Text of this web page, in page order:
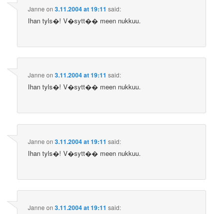
Janne on3.11.2004 at 19:11 said:
Ihan tyls�! V�sytt�� meen nukkuu.
Janne on3.11.2004 at 19:11 said:
Ihan tyls�! V�sytt�� meen nukkuu.
Janne on3.11.2004 at 19:11 said:
Ihan tyls�! V�sytt�� meen nukkuu.
Janne on3.11.2004 at 19:11 said: